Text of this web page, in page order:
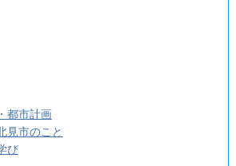
都市計画
見市のこと
び